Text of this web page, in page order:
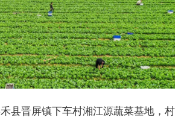
县晋屏镇下车村湘江源蔬菜基地，村